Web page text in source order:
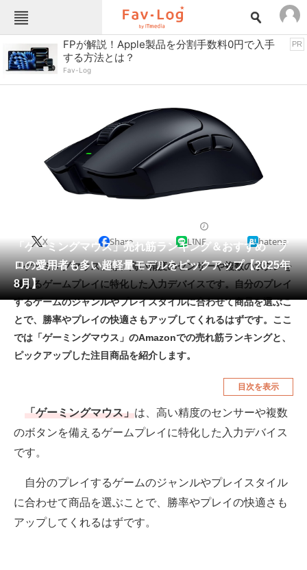
Fav-Logカテゴリー一覧
TOP
インテリア・収納 おもちゃ・ホビー
キッチン家電
ゲーム
コンテンツ・サービス
スポーツ・レジャー スマホ・携帯電話
ペット 家電
工具・DIY 本・DVD・CD
生活家電 生活用品
空調・季節家電 美容・コスメ
腕時計 車・バイク
食器・グラス・カトラリー
ITの今と未来を見通す
スマホと通信の最新トレンド
FPが解説！Apple製品を分割手数料0円で入手
する方法とは？
Fav-Log
PR
「ゲーミングマウス」売れ筋ランキング＆おすすめ プ
ロの愛用者も多い超軽量モデルをピックアップ【2025年
8月】
X Share LINE hatena
「ゲーミングマウス」は、高い精度のセンサーや複数のボタンを
備えるゲームプレイに特化した入力デバイスです。自分のプレイ
するゲームのジャンルやプレイスタイルに合わせて商品を選ぶこ
とで、勝率やプレイの快適さもアップしてくれるはずです。ここ
では「ゲーミングマウス」のAmazonでの売れ筋ランキングと、
ピックアップした注目商品を紹介します。
目次を表示
「ゲーミングマウス」は、高い精度のセンサーや複数
のボタンを備えるゲームプレイに特化した入力デバイス
です。
自分のプレイするゲームのジャンルやプレイスタイル
に合わせて商品を選ぶことで、勝率やプレイの快適さも
アップしてくれるはずです。